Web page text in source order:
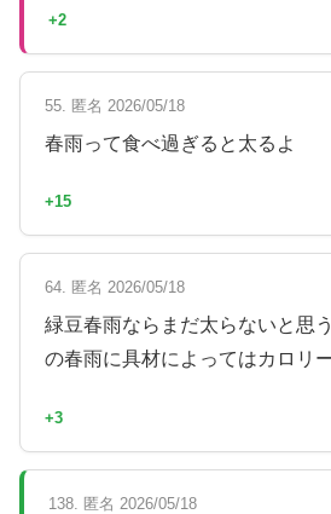
+2
55. 匿名 2026/05/18
春雨って食べ過ぎると太るよ
+15
64. 匿名 2026/05/18
緑豆春雨ならまだ太らないと思
の春雨に具材によってはカロリ
+3
138. 匿名 2026/05/18